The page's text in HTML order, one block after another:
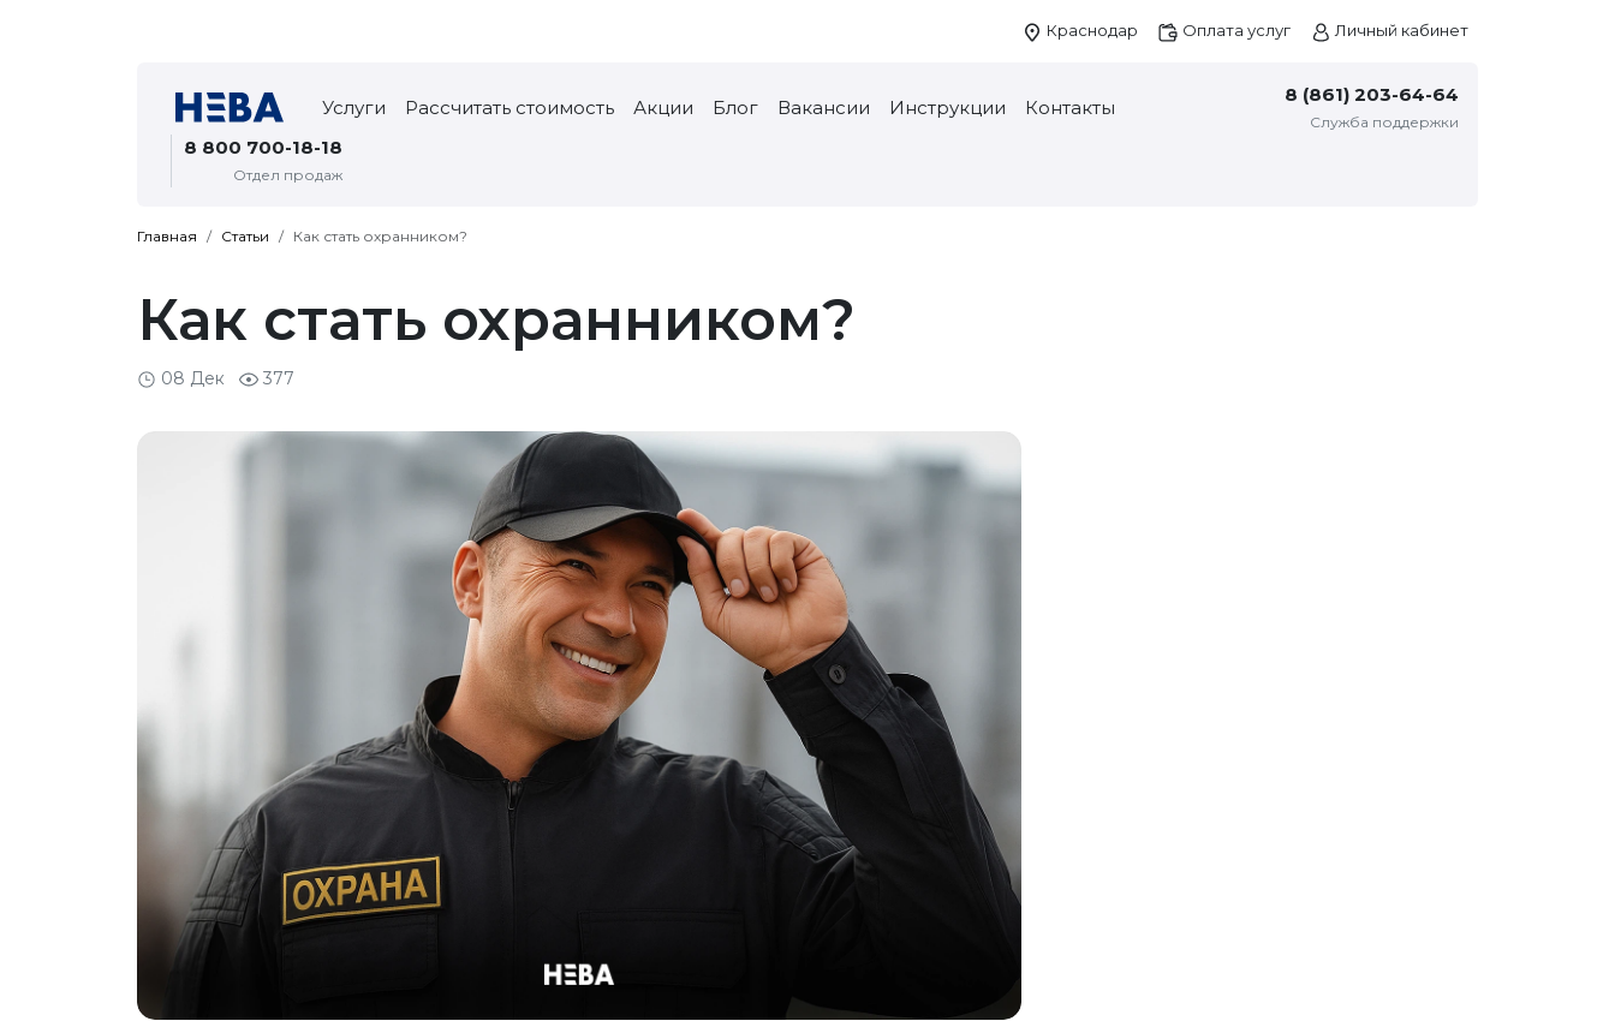
Краснодар Оплата услуг Личный кабинет
Услуги Рассчитать стоимость Акции Блог Вакансии Инструкции Контакты
8 (861) 203-64-64
Служба поддержки
8 800 700-18-18
Отдел продаж
Главная Статьи Как стать охранником?
Как стать охранником?
08 Дек 377